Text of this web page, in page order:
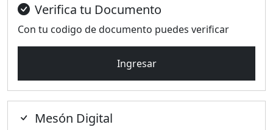
Verifica tu Documento
Con tu codigo de documento puedes verificar
Ingresar
Mesón Digital